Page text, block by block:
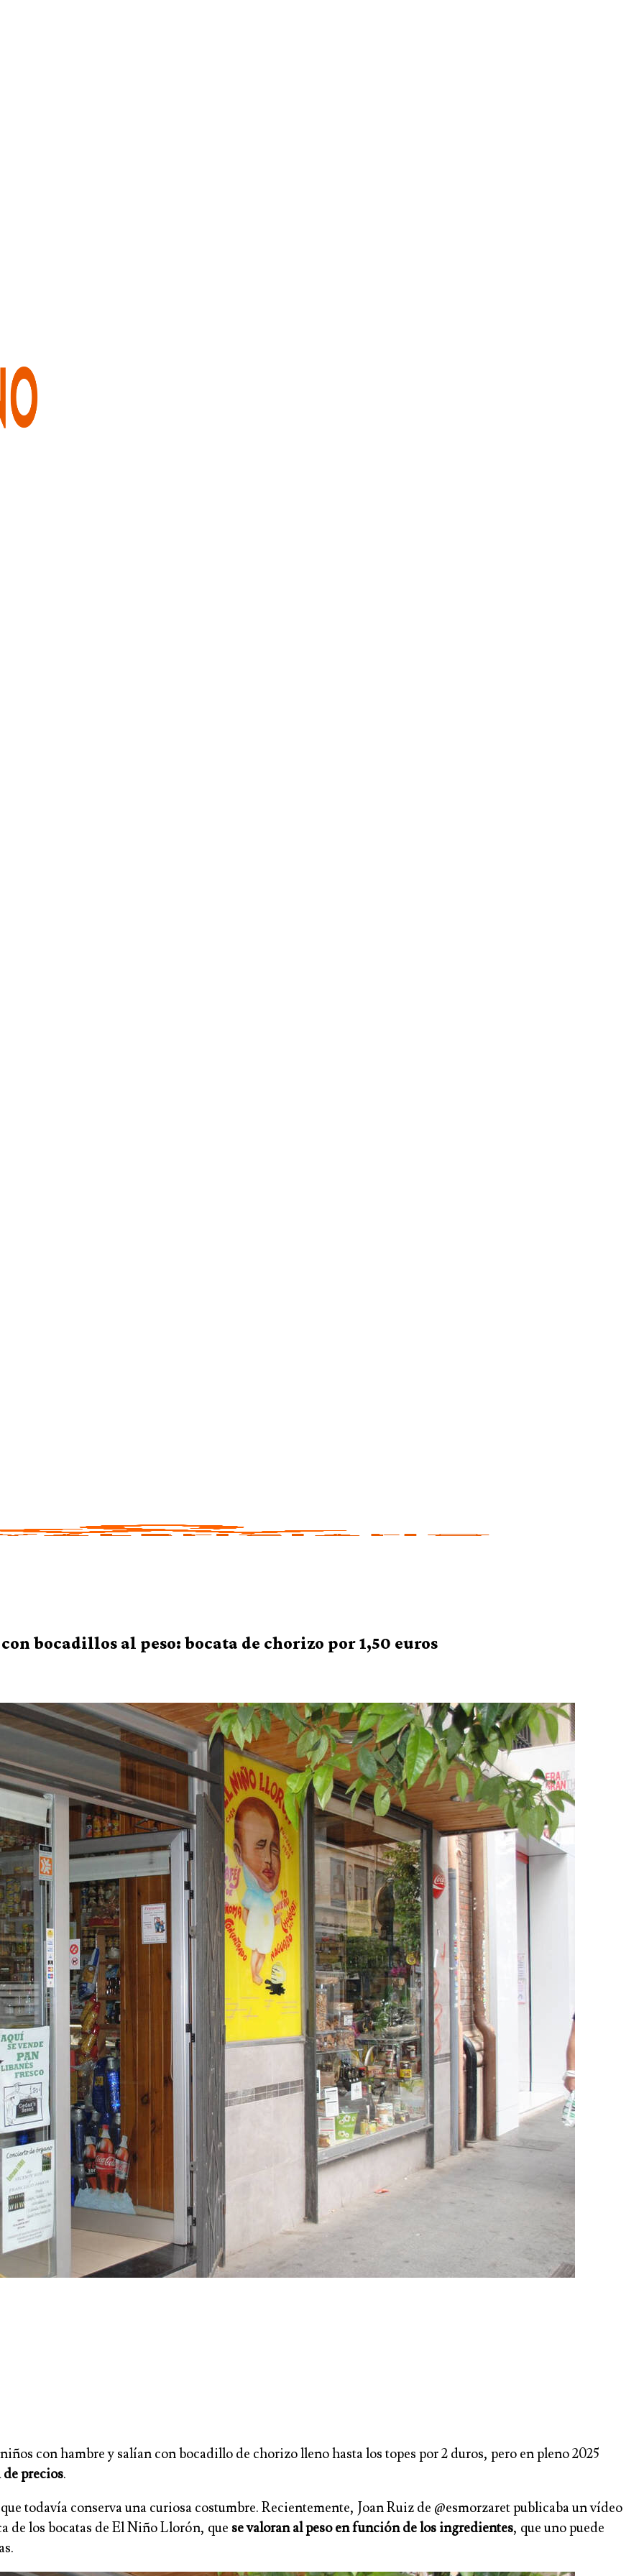
bocadillos al peso: bocata de chorizo por 1,50 euros
con hambre y salían con bocadillo de chorizo lleno hasta los topes por 2 duros, pero en pleno 2025
precios.
todavía conserva una curiosa costumbre. Recientemente, Joan Ruiz de @esmorzaret publicaba un vídeo
de los bocatas de El Niño Llorón, que se valoran al peso en función de los ingredientes, que uno puede